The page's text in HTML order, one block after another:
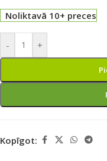
Noliktavā 10+ preces
- +
Kopīgot: